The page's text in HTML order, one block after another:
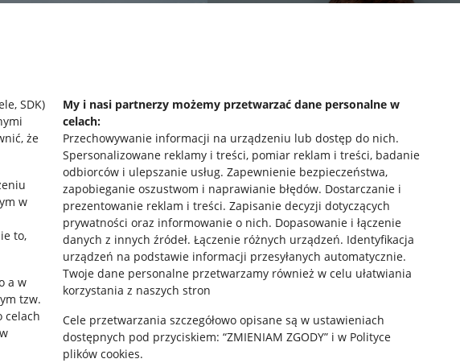
SDK)
że
w
to,
a w
tzw.
celach
My i nasi partnerzy możemy przetwarzać dane personalne w
celach:
Przechowywanie informacji na urządzeniu lub dostęp do nich.
Spersonalizowane reklamy i treści, pomiar reklam i treści, badanie
odbiorców i ulepszanie usług. Zapewnienie bezpieczeństwa,
zapobieganie oszustwom i naprawianie błędów. Dostarczanie i
prezentowanie reklam i treści. Zapisanie decyzji dotyczących
prywatności oraz informowanie o nich. Dopasowanie i łączenie
danych z innych źródeł. Łączenie różnych urządzeń. Identyfikacja
urządzeń na podstawie informacji przesyłanych automatycznie.
Twoje dane personalne przetwarzamy również w celu ułatwiania
korzystania z naszych stron
Cele przetwarzania szczegółowo opisane są w ustawieniach
dostępnych pod przyciskiem: “ZMIENIAM ZGODY” i w Polityce
plików cookies.
"cookies"
plików "cookies"
Pobierz aplikację